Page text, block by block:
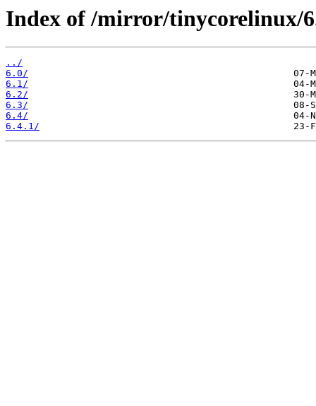
Index of /mirror/tinycorelinux/
../
6.0/
6.1/
6.2/
6.3/
6.4/
6.4.1/